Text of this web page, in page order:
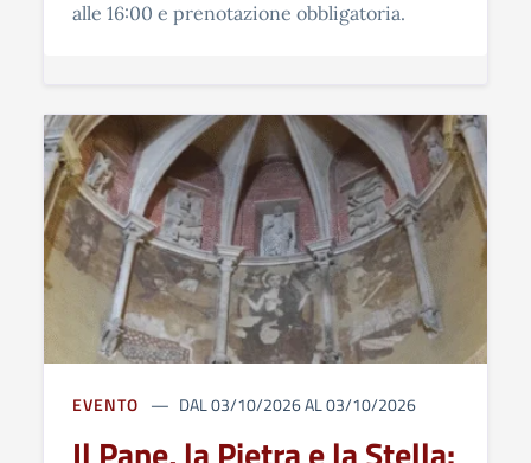
alle 16:00 e prenotazione obbligatoria.
EVENTO DAL 03/10/2026 AL 03/10/2026